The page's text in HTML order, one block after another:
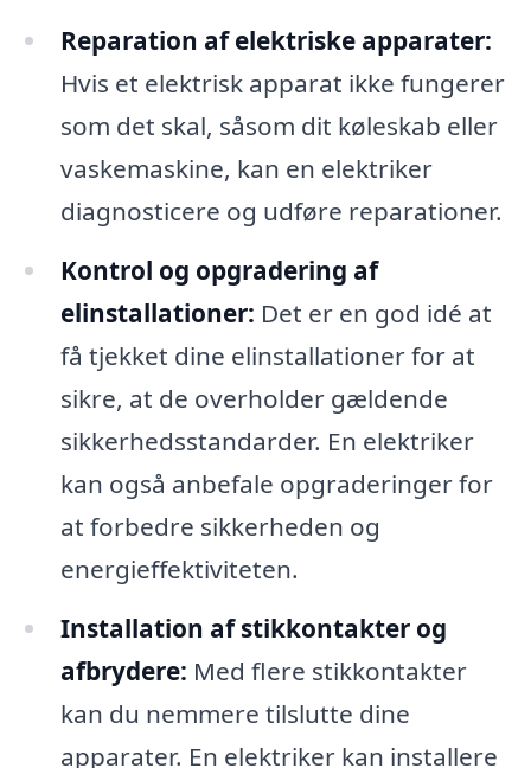
Reparation af elektriske apparater:
Hvis et elektrisk apparat ikke fungerer
som det skal, såsom dit køleskab eller
vaskemaskine, kan en elektriker
diagnosticere og udføre reparationer.
Kontrol og opgradering af
elinstallationer: Det er en god idé at
få tjekket dine elinstallationer for at
sikre, at de overholder gældende
sikkerhedsstandarder. En elektriker
kan også anbefale opgraderinger for
at forbedre sikkerheden og
energieffektiviteten.
Installation af stikkontakter og
afbrydere: Med flere stikkontakter
kan du nemmere tilslutte dine
apparater. En elektriker kan installere